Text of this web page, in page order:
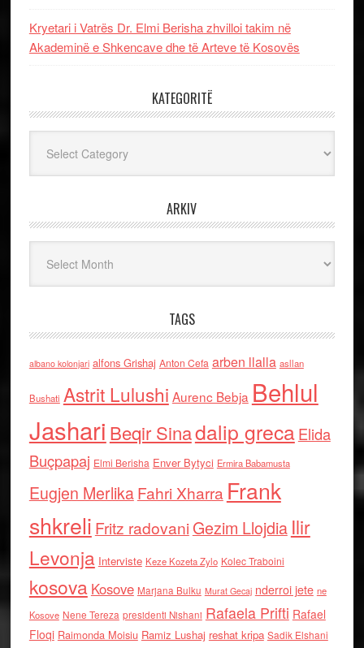
Kryetari i Vatrës Dr. Elmi Berisha zhvilloi takim në
Akademinë e Shkencave dhe të Arteve të Kosovës
KATEGORITË
ARKIV
TAGS
albano kolonjari alfons Grishaj Anton Cefa arben llalla asllan
Bushati Astrit Lulushi Aurenc Bebja Behlul
Jashari Beqir Sinadalip grecaElida
Buçpapaj Elmi Berisha Enver Bytyci Ermira Babamusta
Eugjen MerlikaFahri Xharra Frank
shkreli Fritz radovaniGezim Llojdia Ilir
Levonja Interviste Keze Kozeta Zylo Kolec Traboini
kosova Kosove Marjana Bulku Murat Gecaj nderroi jete ne
Kosove Nene Tereza presidenti Nishani Rafaela Prifti Rafael
Floqi Raimonda Moisiu Ramiz Lushaj reshat kripa Sadik Elshani